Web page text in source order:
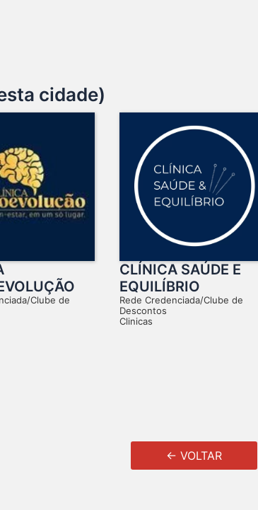
cidade)
Clube de
CLÍNICA SAÚDE E
EQUILÍBRIO
Rede Credenciada/Clube de
Descontos
Clinicas
← VOLTAR